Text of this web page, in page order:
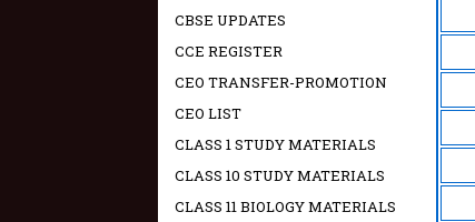
CBSE UPDATES
CCE REGISTER
CEO TRANSFER-PROMOTION
CEO LIST
CLASS 1 STUDY MATERIALS
CLASS 10 STUDY MATERIALS
CLASS 11 BIOLOGY MATERIALS